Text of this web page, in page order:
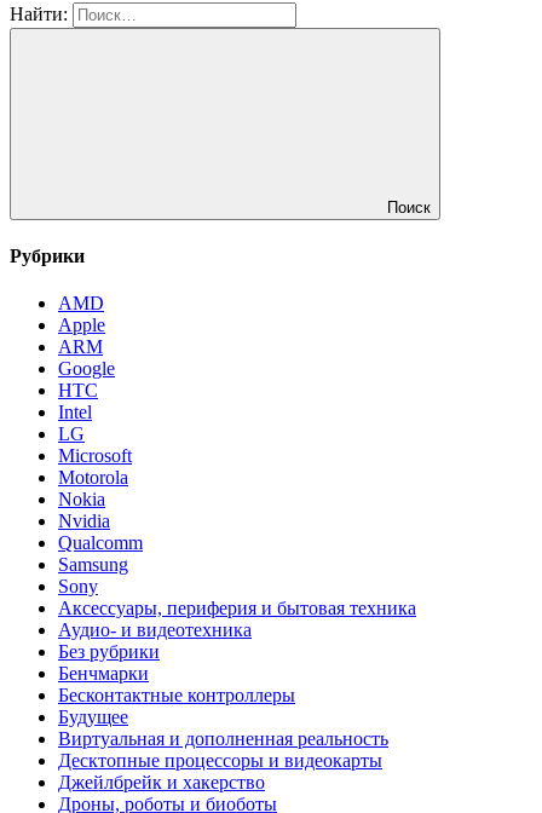
Найти:
Поиск
Рубрики
AMD
Apple
ARM
Google
HTC
Intel
LG
Microsoft
Motorola
Nokia
Nvidia
Qualcomm
Samsung
Sony
Аксессуары, периферия и бытовая техника
Аудио- и видеотехника
Без рубрики
Бенчмарки
Бесконтактные контроллеры
Будущее
Виртуальная и дополненная реальность
Десктопные процессоры и видеокарты
Джейлбрейк и хакерство
Дроны, роботы и биоботы